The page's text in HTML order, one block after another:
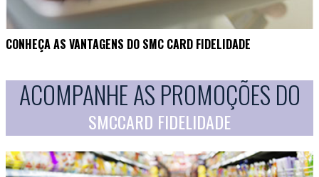
CONHEÇA AS VANTAGENS DO SMC CARD FIDELIDADE
ACOMPANHE AS PROMOÇÕES DO
SMCCARD FIDELIDADE